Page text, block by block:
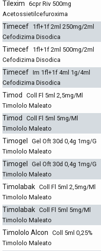
Tilexim 6cpr Riv 500mg
Acetossietilcefuroxima
Timecef 1fl+1f 2ml 250mg/2ml
Cefodizima Disodica
Timecef 1fl+1f 2ml 500mg/2ml
Cefodizima Disodica
Timecef Im 1fl+1f 4ml 1g/4ml
Cefodizima Disodica
Timod
Coll Fl 5ml 2,5mg/Ml
Timololo Maleato
Timod
Coll Fl 5ml 5mg/Ml
Timololo Maleato
Timogel
Gel Oft 30d 0,4g 1mg/G
Timololo Maleato
Timogel
Gel Oft 30d 0,4g 1mg/G
Timololo Maleato
Timolabak Coll Fl 5ml 2,5mg/Ml
Timololo Maleato
Timolabak Coll Fl 5ml 5mg/Ml
Timololo Maleato
Timololo Alcon Coll 5ml 0,25%
Timololo Maleato